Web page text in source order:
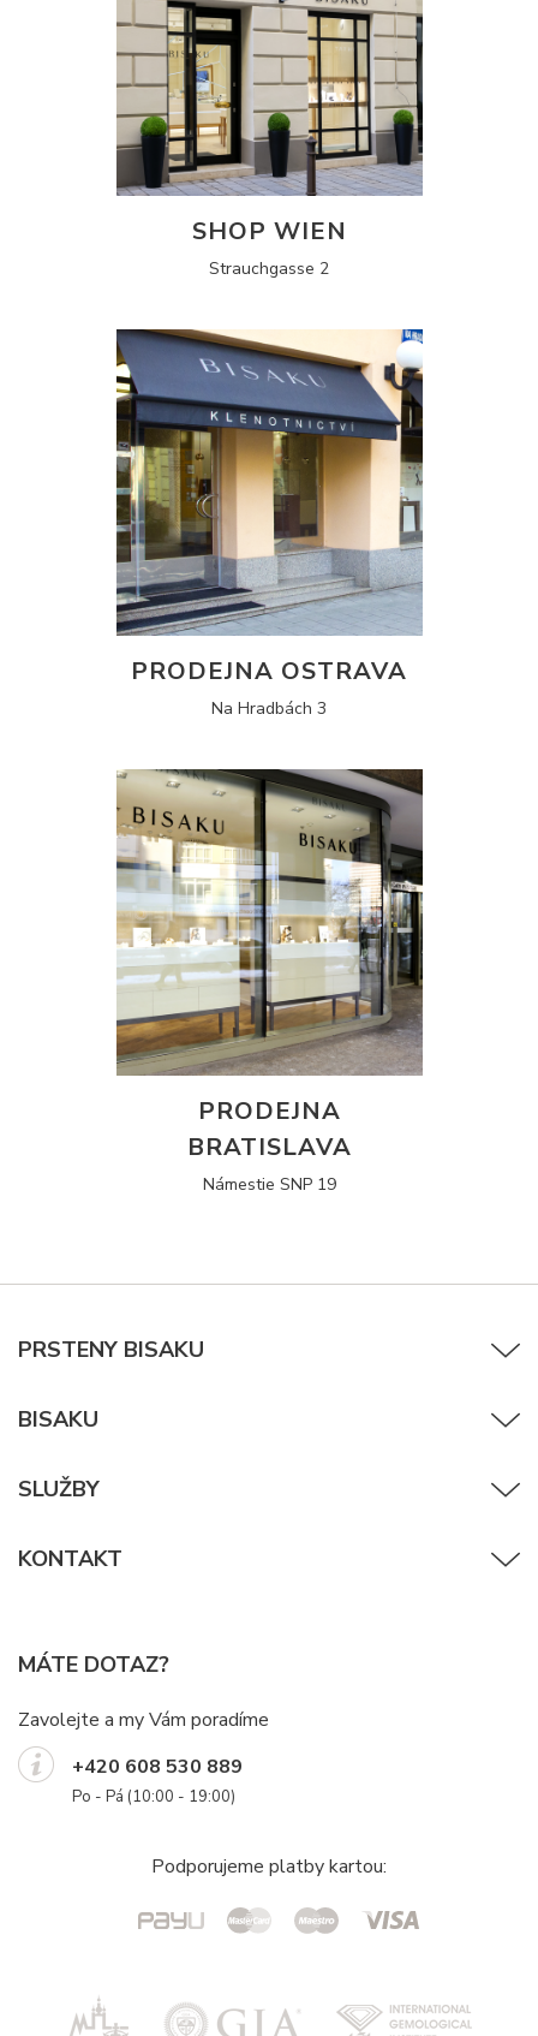
SHOP WIEN
Strauchgasse 2
PRODEJNA OSTRAVA
Na Hradbách 3
PRODEJNA
BRATISLAVA
Námestie SNP 19
PRSTENY BISAKU
BISAKU
SLUŽBY
KONTAKT
MÁTE DOTAZ?
Zavolejte a my Vám poradíme
+420 608 530 889
Po - Pá (10:00 - 19:00)
Podporujeme platby kartou: